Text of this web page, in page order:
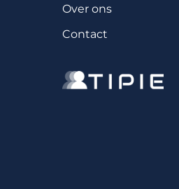
Over ons
Contact